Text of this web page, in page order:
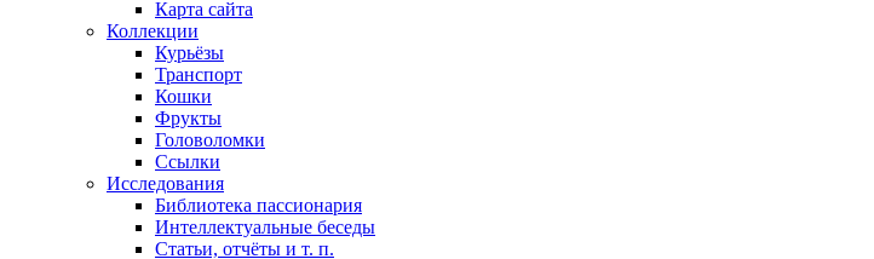
Карта сайта
Коллекции
Курьёзы
Транспорт
Кошки
Фрукты
Головоломки
Ссылки
Исследования
Библиотека пассионария
Интеллектуальные беседы
Статьи, отчёты и т. п.